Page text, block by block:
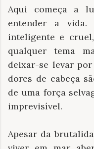
Aqui começa a
entender a
inteligente e
qualquer tema
deixar-se levar
dores de cabeça
de uma força
imprevisível.
Apesar da